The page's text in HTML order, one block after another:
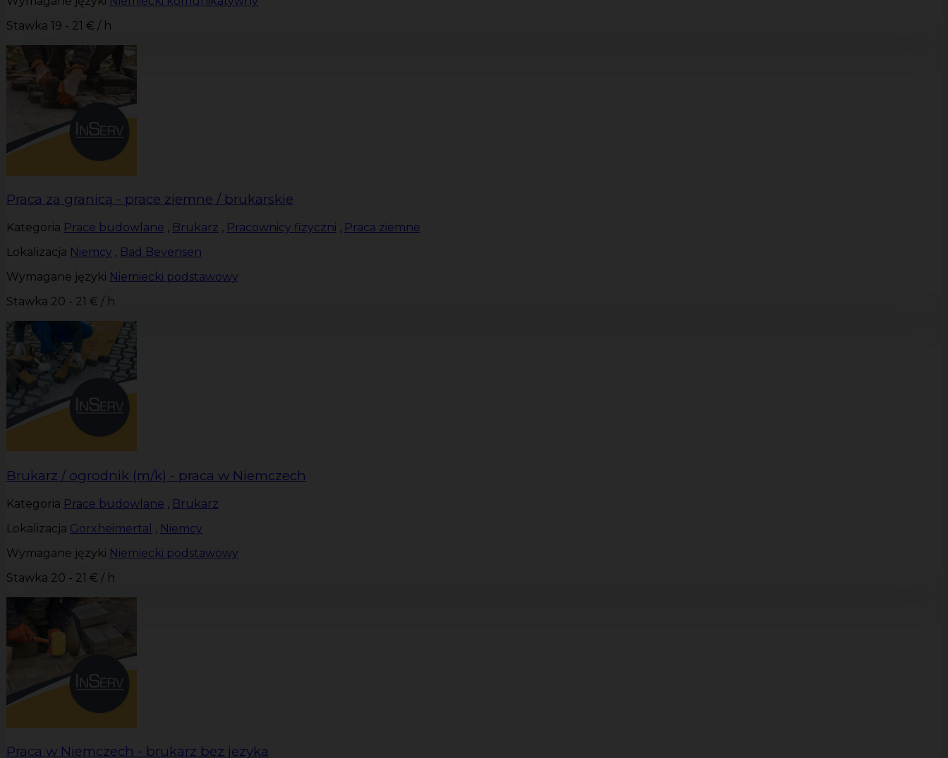
Stawka 19 - 21 € / h
Praca za granicą - prace ziemne / brukarskie
Kategoria Prace budowlane , Brukarz , Pracownicy fizyczni , Praca ziemne
Lokalizacja Niemcy , Bad Bevensen
Wymagane języki Niemiecki podstawowy
Stawka 20 - 21 € / h
Brukarz / ogrodnik (m/k) - praca w Niemczech
Kategoria Prace budowlane , Brukarz
Lokalizacja Gorxheimertal , Niemcy
Wymagane języki Niemiecki podstawowy
Stawka 20 - 21 € / h
Praca w Niemczech - brukarz bez języka